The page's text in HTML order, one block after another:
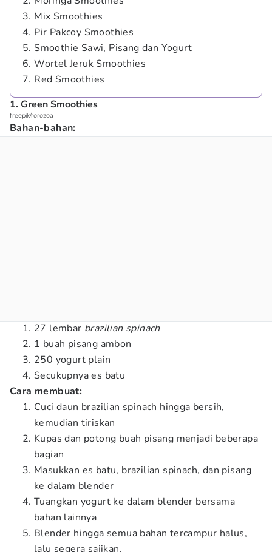
3. Mix Smoothies
4. Pir Pakcoy Smoothies
5. Smoothie Sawi, Pisang dan Yogurt
6. Wortel Jeruk Smoothies
7. Red Smoothies
1. Green Smoothies
freepik/rorozoa
Bahan-bahan:
27 lembar brazilian spinach
1 buah pisang ambon
250 yogurt plain
Secukupnya es batu
Cara membuat:
Cuci daun brazilian spinach hingga bersih,
kemudian tiriskan
Kupas dan potong buah pisang menjadi beberapa
bagian
Masukkan es batu, brazilian spinach, dan pisang
ke dalam blender
Tuangkan yogurt ke dalam blender bersama
bahan lainnya
Blender hingga semua bahan tercampur halus,
lalu segera sajikan.